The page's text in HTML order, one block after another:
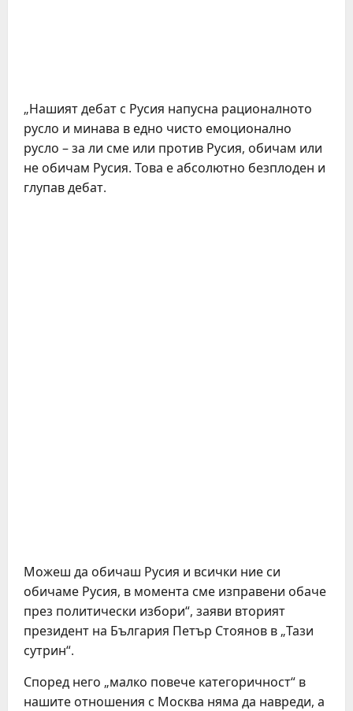
„Нашият дебат с Русия напусна рационалното
русло и минава в едно чисто емоционално
русло – за ли сме или против Русия, обичам или
не обичам Русия. Това е абсолютно безплоден и
глупав дебат.
Можеш да обичаш Русия и всички ние си
обичаме Русия, в момента сме изправени обаче
през политически избори“, заяви вторият
президент на България Петър Стоянов в „Тази
сутрин“.
Според него „малко повече категоричност“ в
нашите отношения с Москва няма да навреди, а